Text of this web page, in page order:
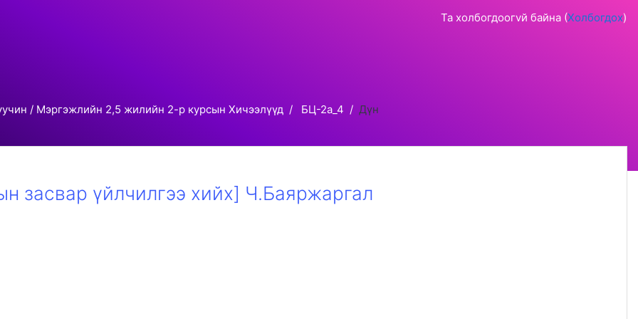
Та холбогдоогvй байна (Холбогдох)
/ Мэргэжлийн 2,5 жилийн 2-р курсын Хичээлүүд БЦ-2а_4 Дүн
засвар үйлчилгээ хийх] Ч.Баяржаргал